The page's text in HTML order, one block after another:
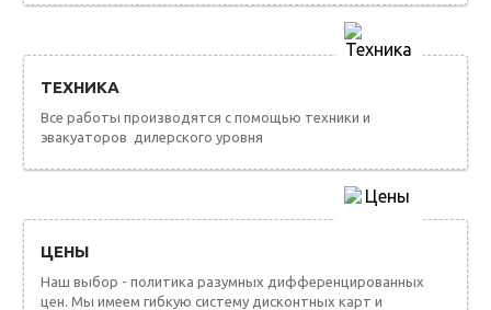
ТЕХНИКА
Все работы производятся с помощью техники и
эвакуаторов дилерского уровня
ЦЕНЫ
Наш выбор - политика разумных дифференцированных
цен. Мы имеем гибкую систему дисконтных карт и